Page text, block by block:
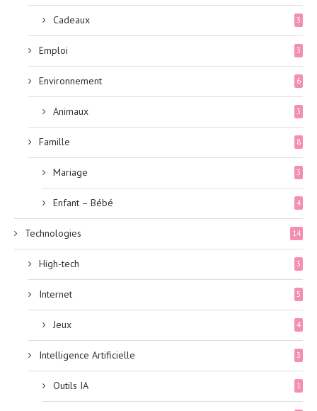
Cadeaux 3
Emploi 3
Environnement 6
Animaux 3
Famille 8
Mariage 3
Enfant – Bébé 4
Technologies 14
High-tech 3
Internet 5
Jeux 4
Intelligence Artificielle 3
Outils IA 1